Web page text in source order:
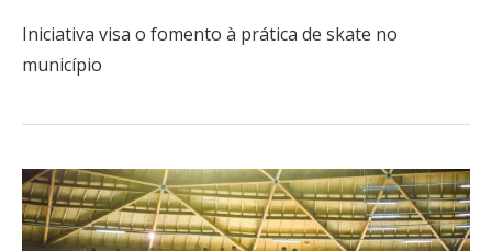
Iniciativa visa o fomento à prática de skate no
município